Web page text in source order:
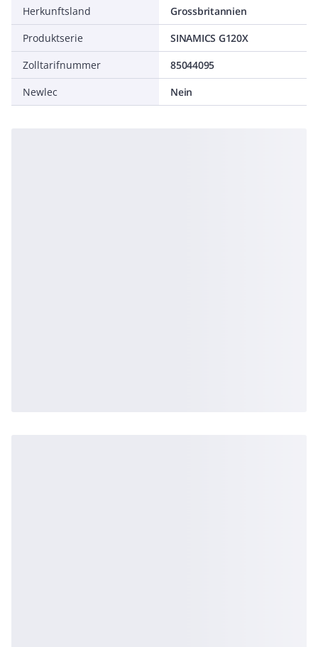
Herkunftsland
Grossbritannien
Produktserie
SINAMICS G120X
Zolltarifnummer
85044095
Newlec
Nein